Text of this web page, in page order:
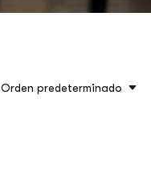
Orden predeterminado